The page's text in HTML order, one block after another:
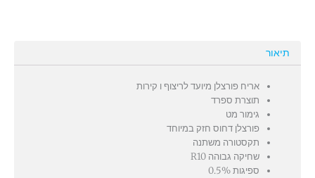
תיאור
אריח פורצלן מיועד לריצוף ו קירות
תוצרת ספרד
גימור מט
פורצלן דחוס חזק במיוחד
תקסטורה משתנה
שחיקה גבוהה R10
ספיגות 0.5%